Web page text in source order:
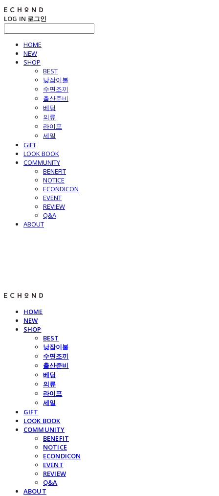
LOG IN 로그인
HOME
NEW
SHOP
BEST
낮잠이불
수면조끼
출산준비
베딩
의류
라이프
세일
GIFT
LOOK BOOK
COMMUNITY
BENEFIT
NOTICE
ECONDICON
EVENT
REVIEW
Q&A
ABOUT
HOME
NEW
SHOP
BEST
낮잠이불
수면조끼
출산준비
베딩
의류
라이프
세일
GIFT
LOOK BOOK
COMMUNITY
BENEFIT
NOTICE
ECONDICON
EVENT
REVIEW
Q&A
ABOUT